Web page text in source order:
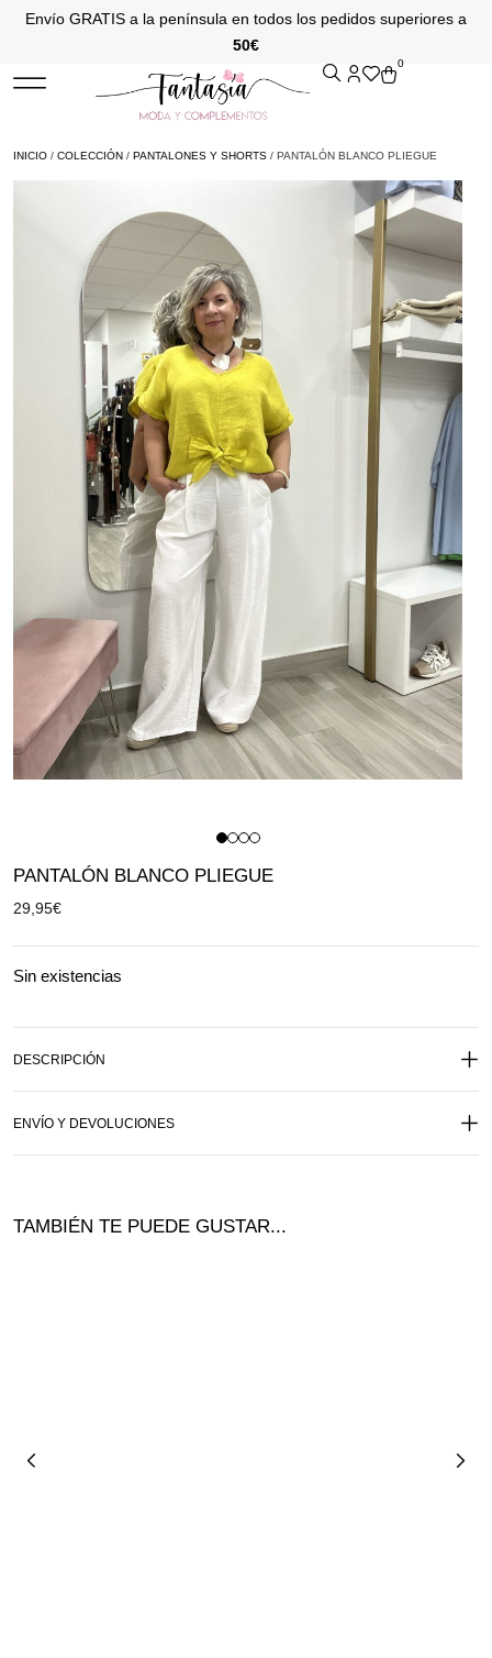
Envío GRATIS a la península en todos los pedidos superiores a
50€
0
INICIO / COLECCIÓN / PANTALONES Y SHORTS / PANTALÓN BLANCO PLIEGUE
PANTALÓN BLANCO PLIEGUE
29,95€
Sin existencias
DESCRIPCIÓN
ENVÍO Y DEVOLUCIONES
TAMBIÉN TE PUEDE GUSTAR...